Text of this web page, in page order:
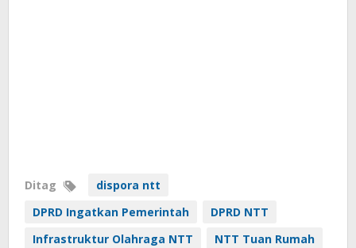
Ditag
dispora ntt
DPRD Ingatkan Pemerintah
DPRD NTT
Infrastruktur Olahraga NTT
NTT Tuan Rumah